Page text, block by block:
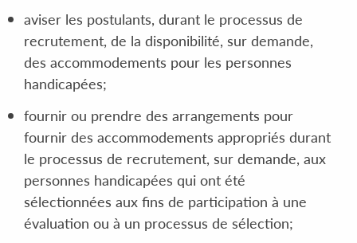
aviser les postulants, durant le processus de
recrutement, de la disponibilité, sur demande,
des accommodements pour les personnes
handicapées;
fournir ou prendre des arrangements pour
fournir des accommodements appropriés durant
le processus de recrutement, sur demande, aux
personnes handicapées qui ont été
sélectionnées aux fins de participation à une
évaluation ou à un processus de sélection;